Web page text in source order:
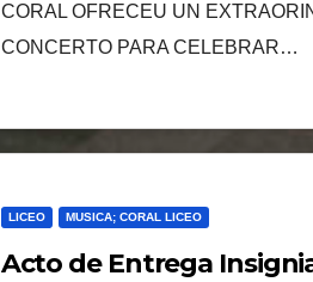
CORAL OFRECEU UN
CONCERTO PARA CELEBRAR…
LICEO MUSICA; CORAL LICEO
Acto de Entrega